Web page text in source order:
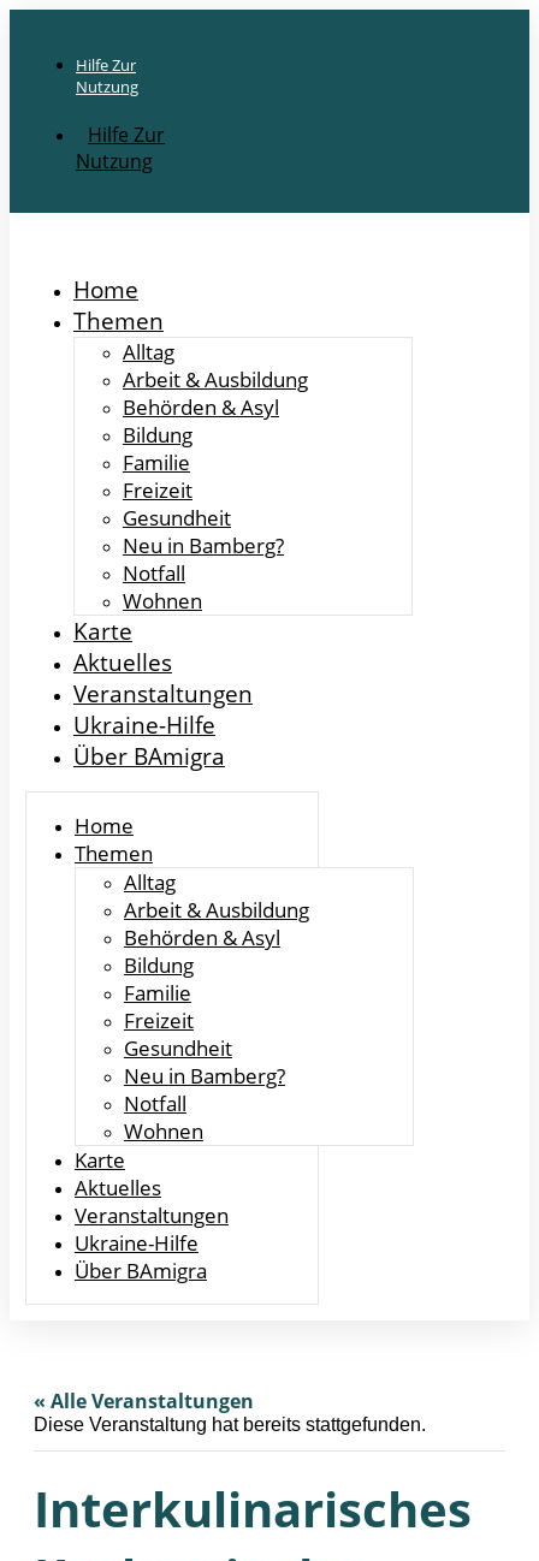
Hilfe Zur
Nutzung
Hilfe Zur
Nutzung
Home
Themen
Alltag
Arbeit & Ausbildung
Behörden & Asyl
Bildung
Familie
Freizeit
Gesundheit
Neu in Bamberg?
Notfall
Wohnen
Karte
Aktuelles
Veranstaltungen
Ukraine-Hilfe
Über BAmigra
Home
Themen
Alltag
Arbeit & Ausbildung
Behörden & Asyl
Bildung
Familie
Freizeit
Gesundheit
Neu in Bamberg?
Notfall
Wohnen
Karte
Aktuelles
Veranstaltungen
Ukraine-Hilfe
Über BAmigra
« Alle Veranstaltungen
Diese Veranstaltung hat bereits stattgefunden.
Interkulinarisches